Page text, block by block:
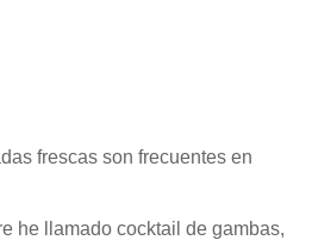
frescas son frecuentes en
he llamado cocktail de gambas,